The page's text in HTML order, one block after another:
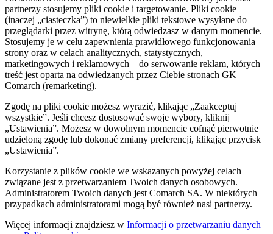
partnerzy stosujemy pliki cookie i targetowanie. Pliki cookie
(inaczej „ciasteczka”) to niewielkie pliki tekstowe wysyłane do
przeglądarki przez witrynę, którą odwiedzasz w danym momencie.
Stosujemy je w celu zapewnienia prawidłowego funkcjonowania
strony oraz w celach analitycznych, statystycznych,
marketingowych i reklamowych – do serwowanie reklam, których
treść jest oparta na odwiedzanych przez Ciebie stronach GK
Comarch (remarketing).
Zgodę na pliki cookie możesz wyrazić, klikając „Zaakceptuj
wszystkie”. Jeśli chcesz dostosować swoje wybory, kliknij
„Ustawienia”. Możesz w dowolnym momencie cofnąć pierwotnie
udzieloną zgodę lub dokonać zmiany preferencji, klikając przycisk
„Ustawienia”.
Korzystanie z plików cookie we wskazanych powyżej celach
związane jest z przetwarzaniem Twoich danych osobowych.
Administratorem Twoich danych jest Comarch SA. W niektórych
przypadkach administratorami mogą być również nasi partnerzy.
Więcej informacji znajdziesz w Informacji o przetwarzaniu danych